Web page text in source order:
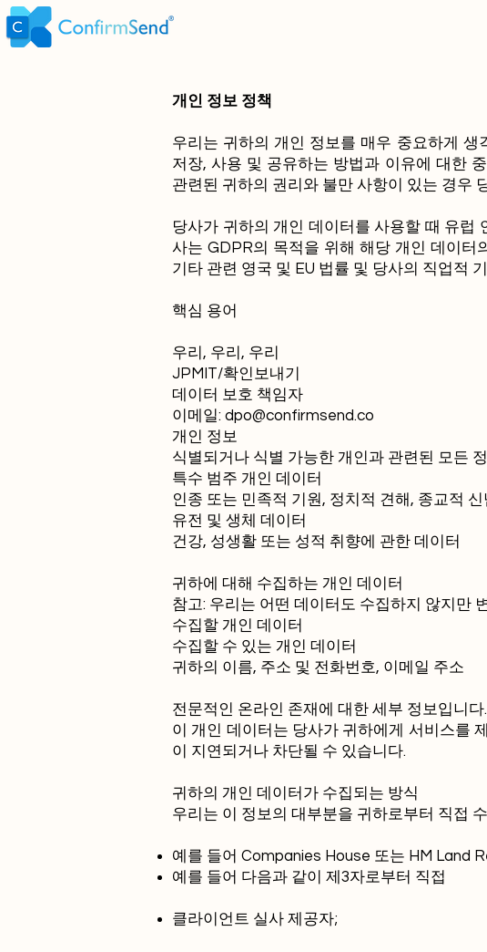
개인 정보 정책
우리는 귀하의 개인 정보를 매우 중요하게
저장, 사용 및 공유하는 방법과 이유에 대한
관련된 귀하의 권리와 불만 사항이 있는 경우
당사가 귀하의 개인 데이터를 사용할 때 유럽
사는 GDPR의 목적을 위해 해당 개인 데이터
기타 관련 영국 및 EU 법률 및 당사의 직업적
핵심 용어
우리, 우리, 우리
JPMIT/확인보내기
데이터 보호 책임자
이메일: dpo@confirmsend.co
개인 정보
식별되거나 식별 가능한 개인과 관련된 모든
특수 범주 개인 데이터
인종 또는 민족적 기원, 정치적 견해, 종교적
유전 및 생체 데이터
건강, 성생활 또는 성적 취향에 관한 데이터
귀하에 대해 수집하는 개인 데이터
참고: 우리는 어떤 데이터도 수집하지 않지만
수집할 개인 데이터
수집할 수 있는 개인 데이터
귀하의 이름, 주소 및 전화번호, 이메일 주소
전문적인 온라인 존재에 대한 세부 정보입니다.
이 개인 데이터는 당사가 귀하에게 서비스를
이 지연되거나 차단될 수 있습니다.
귀하의 개인 데이터가 수집되는 방식
우리는 이 정보의 대부분을 귀하로부터 직접
예를 들어 Companies House 또는 HM Land
예를 들어 다음과 같이 제3자로부터 직접
클라이언트 실사 제공자;